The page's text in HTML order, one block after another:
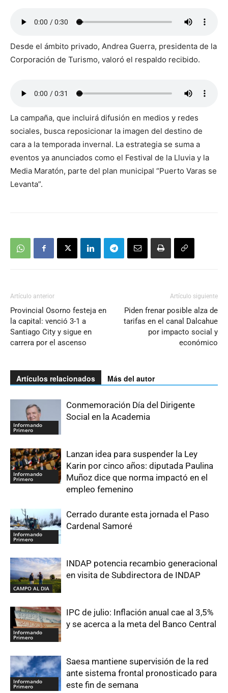
Desde el ámbito privado, Andrea Guerra, presidenta de la
Corporación de Turismo, valoró el respaldo recibido.
La campaña, que incluirá difusión en medios y redes
sociales, busca reposicionar la imagen del destino de
cara a la temporada invernal. La estrategia se suma a
eventos ya anunciados como el Festival de la Lluvia y la
Media Maratón, parte del plan municipal “Puerto Varas se
Levanta”.
Artículo anterior
Provincial Osorno festeja en
la capital: venció 3-1 a
Santiago City y sigue en
carrera por el ascenso
Artículo siguiente
Piden frenar posible alza de
tarifas en el canal Dalcahue
por impacto social y
económico
Artículos relacionados Más del autor
Informando
Primero
Conmemoración Día del Dirigente
Social en la Academia
Informando
Primero
Lanzan idea para suspender la Ley
Karin por cinco años: diputada Paulina
Muñoz dice que norma impactó en el
empleo femenino
Informando
Primero
Cerrado durante esta jornada el Paso
Cardenal Samoré
CAMPO AL DIA
INDAP potencia recambio generacional
en visita de Subdirectora de INDAP
Informando
Primero
IPC de julio: Inflación anual cae al 3,5%
y se acerca a la meta del Banco Central
Informando
Primero
Saesa mantiene supervisión de la red
ante sistema frontal pronosticado para
este fin de semana